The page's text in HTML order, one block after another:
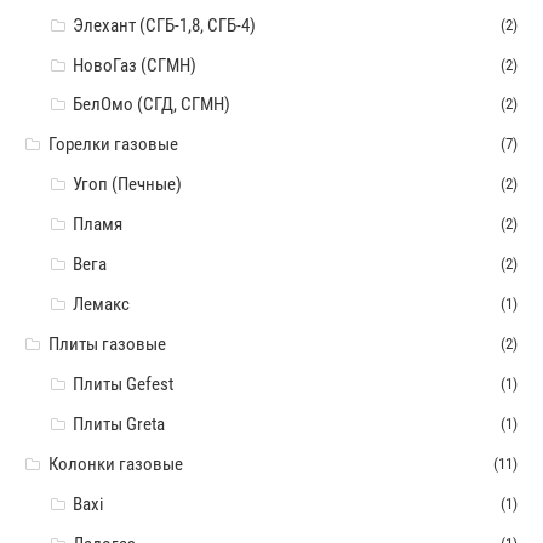
Элехант (СГБ-1,8, СГБ-4) (2)
НовоГаз (СГМН) (2)
БелОмо (СГД, СГМН) (2)
Горелки газовые (7)
Угоп (Печные) (2)
Пламя (2)
Вега (2)
Лемакс (1)
Плиты газовые (2)
Плиты Gefest (1)
Плиты Greta (1)
Колонки газовые (11)
Baxi (1)